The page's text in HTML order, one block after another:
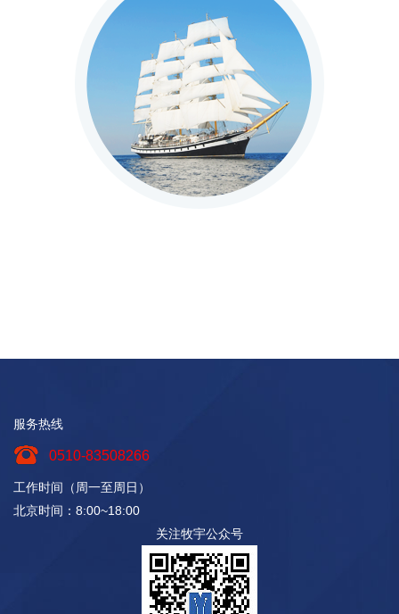
服务热线
0510-83508266
工作时间（周一至周日）
北京时间：8:00~18:00
关注牧宇公众号